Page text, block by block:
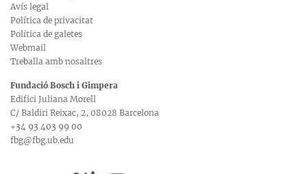
Avís legal
Política de privacitat
Política de galetes
Webmail
Treballa amb nosaltres
Fundació Bosch i Gimpera
Edifici Juliana Morell
C/ Baldiri Reixac, 2, 08028 Barcelona
+34 93 403 99 00
fbg@fbg.ub.edu